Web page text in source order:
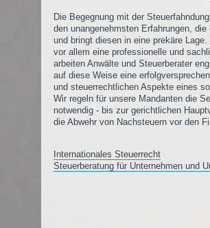
Die Begegnung mit der
den unangenehmsten Erfahrungen,
und bringt diesen in eine prekäre
vor allem eine professionelle und
arbeiten Anwälte und Steuerberater
auf diese Weise eine
und steuerrechtlichen Aspekte eines
Wir regeln für unsere Mandanten die
notwendig - bis zur gerichtlichen
die Abwehr von Nachsteuern vor den
Internationales Steuerrecht
Steuerberatung für Unternehmen und